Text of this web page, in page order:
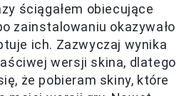
ściągałem obiecujące
zainstalowaniu okazywało
ich. Zazwyczaj wynika
wersji skina, dlatego
że pobieram skiny, które